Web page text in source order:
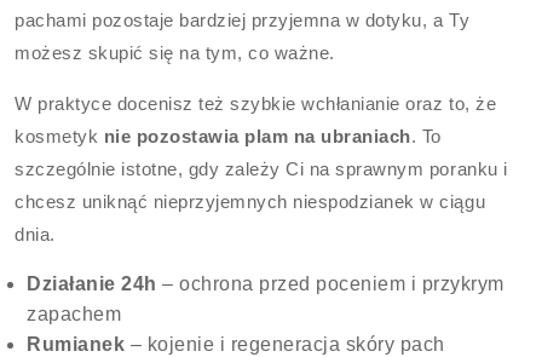
pachami pozostaje bardziej przyjemna w dotyku, a Ty
możesz skupić się na tym, co ważne.
W praktyce docenisz też szybkie wchłanianie oraz to, że
kosmetyk nie pozostawia plam na ubraniach. To
szczególnie istotne, gdy zależy Ci na sprawnym poranku i
chcesz uniknąć nieprzyjemnych niespodzianek w ciągu
dnia.
Działanie 24h – ochrona przed poceniem i przykrym
zapachem
Rumianek – kojenie i regeneracja skóry pach